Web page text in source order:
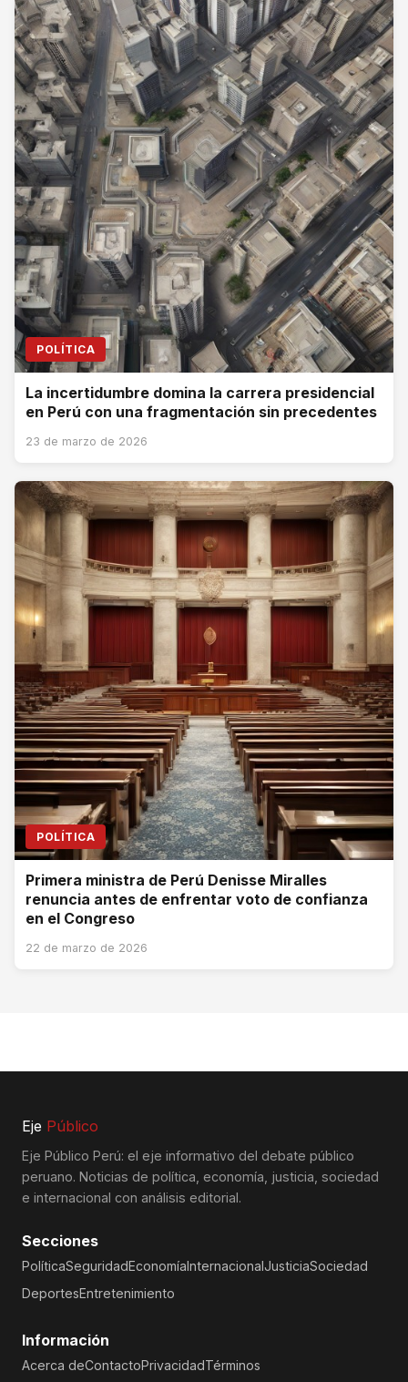
POLÍTICA
La incertidumbre domina la carrera presidencial
en Perú con una fragmentación sin precedentes
23 de marzo de 2026
POLÍTICA
Primera ministra de Perú Denisse Miralles
renuncia antes de enfrentar voto de confianza
en el Congreso
22 de marzo de 2026
Eje Público
Eje Público Perú: el eje informativo del debate público
peruano. Noticias de política, economía, justicia, sociedad
e internacional con análisis editorial.
Secciones
PolíticaSeguridadEconomíaInternacionalJusticiaSociedad
DeportesEntretenimiento
Información
Acerca deContactoPrivacidadTérminos